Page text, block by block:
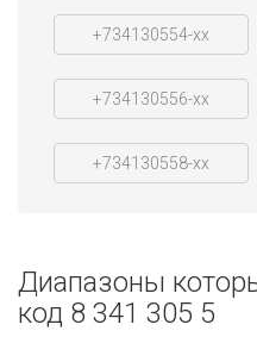
+734130554-xx
+734130556-xx
+734130558-xx
Диапазоны
код 8 341 305 5